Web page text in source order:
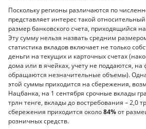
Поскольку регионы различаются по
представляет интерес такой
размер банковского счета, приходящийся
Эту сумму нельзя назвать средним
статистика вкладов включает не только
деньги на текущих и карточных счетах
дома или в ячейках, учету не поддаются,
обращаются незначительные объемы).
этой суммы приходится на сбережения,
Нацбанка, на 1 сентября срочные вклады
трлн тенге, вклады до востребования – 2,0
сбережения приходится около84%от
розничных средств.